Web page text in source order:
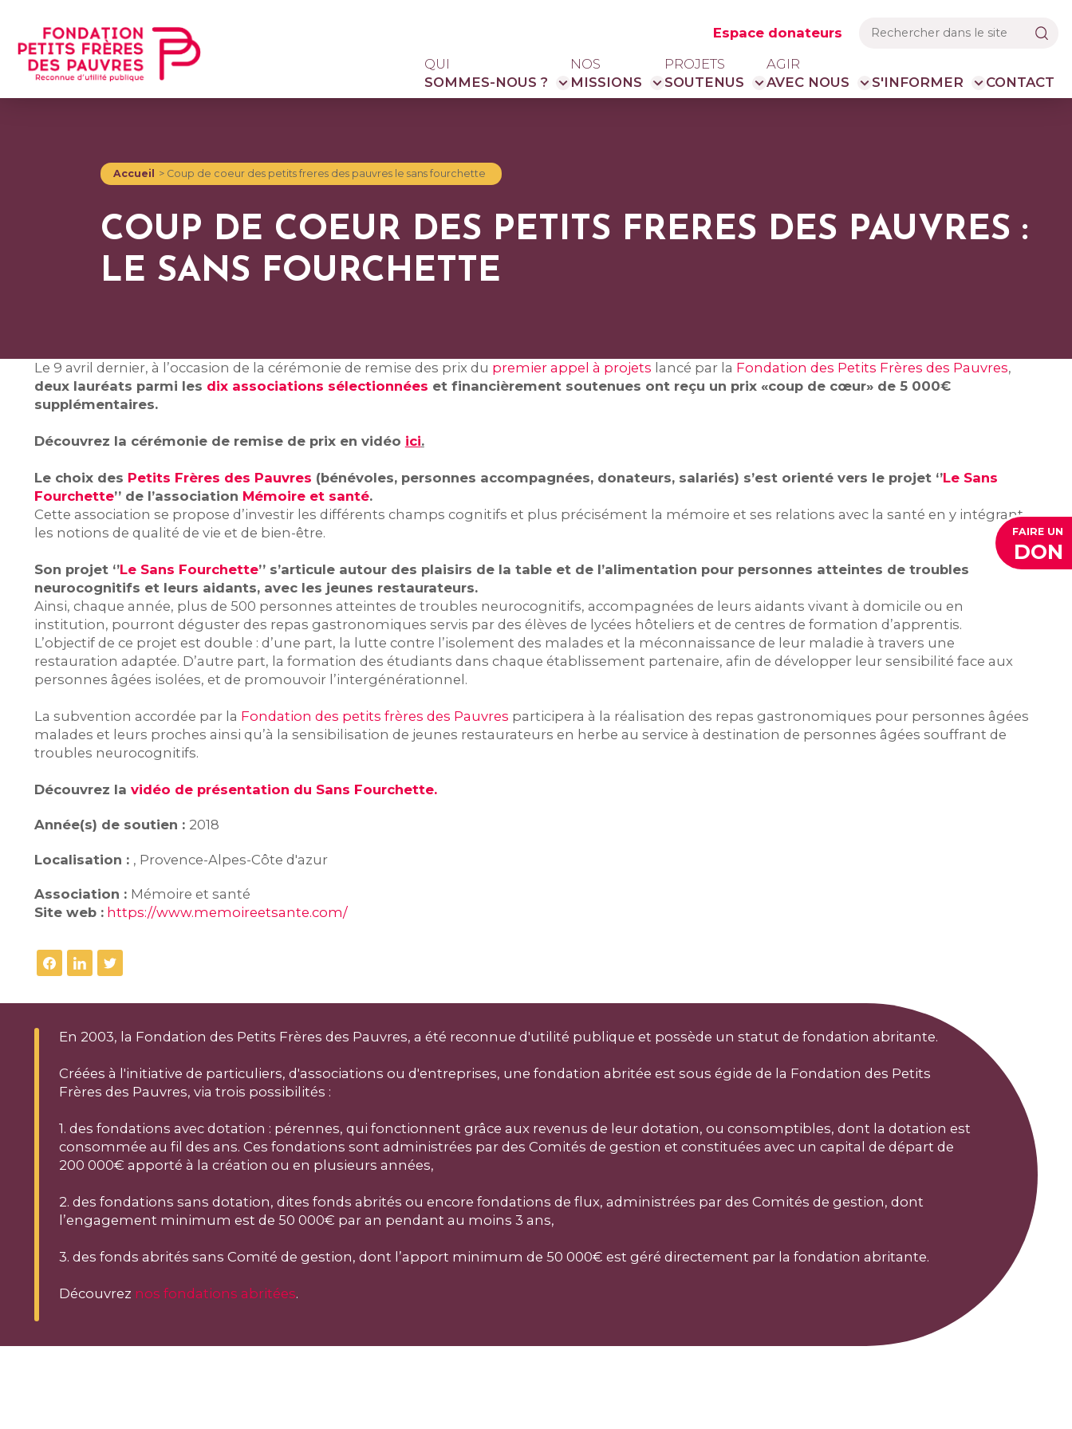
FAIRE UN
DON
Espace donateurs
QUI
SOMMES-NOUS ?
NOS
MISSIONS
PROJETS
SOUTENUS
AGIR
AVEC NOUS
S'INFORMER CONTACT
Accueil > Coup de coeur des petits freres des pauvres le sans fourchette
COUP DE COEUR DES PETITS FRERES DES PAUVRES :
LE SANS FOURCHETTE
Le 9 avril dernier, à l’occasion de la cérémonie de remise des prix du premier appel à projets lancé par la Fondation des Petits Frères des Pauvres,
deux lauréats parmi les dix associations sélectionnées et financièrement soutenues ont reçu un prix «coup de cœur» de 5 000€
supplémentaires.
Découvrez la cérémonie de remise de prix en vidéo ici.
Le choix des Petits Frères des Pauvres (bénévoles, personnes accompagnées, donateurs, salariés) s’est orienté vers le projet ‘’Le Sans
Fourchette’’ de l’association Mémoire et santé.
Cette association se propose d’investir les différents champs cognitifs et plus précisément la mémoire et ses relations avec la santé en y intégrant
les notions de qualité de vie et de bien-être.
Son projet ‘’Le Sans Fourchette’’ s’articule autour des plaisirs de la table et de l’alimentation pour personnes atteintes de troubles
neurocognitifs et leurs aidants, avec les jeunes restaurateurs.
Ainsi, chaque année, plus de 500 personnes atteintes de troubles neurocognitifs, accompagnées de leurs aidants vivant à domicile ou en
institution, pourront déguster des repas gastronomiques servis par des élèves de lycées hôteliers et de centres de formation d’apprentis.
L’objectif de ce projet est double : d’une part, la lutte contre l’isolement des malades et la méconnaissance de leur maladie à travers une
restauration adaptée. D’autre part, la formation des étudiants dans chaque établissement partenaire, afin de développer leur sensibilité face aux
personnes âgées isolées, et de promouvoir l’intergénérationnel.
La subvention accordée par la Fondation des petits frères des Pauvres participera à la réalisation des repas gastronomiques pour personnes âgées
malades et leurs proches ainsi qu’à la sensibilisation de jeunes restaurateurs en herbe au service à destination de personnes âgées souffrant de
troubles neurocognitifs.
Découvrez la vidéo de présentation du Sans Fourchette.
Année(s) de soutien : 2018
Localisation : , Provence-Alpes-Côte d'azur
Association : Mémoire et santé
Site web : https://www.memoireetsante.com/
En 2003, la Fondation des Petits Frères des Pauvres, a été reconnue d'utilité publique et possède un statut de fondation abritante.
Créées à l'initiative de particuliers, d'associations ou d'entreprises, une fondation abritée est sous égide de la Fondation des Petits
Frères des Pauvres, via trois possibilités :
1. des fondations avec dotation : pérennes, qui fonctionnent grâce aux revenus de leur dotation, ou consomptibles, dont la dotation est
consommée au fil des ans. Ces fondations sont administrées par des Comités de gestion et constituées avec un capital de départ de
200 000€ apporté à la création ou en plusieurs années,
2. des fondations sans dotation, dites fonds abrités ou encore fondations de flux, administrées par des Comités de gestion, dont
l’engagement minimum est de 50 000€ par an pendant au moins 3 ans,
3. des fonds abrités sans Comité de gestion, dont l’apport minimum de 50 000€ est géré directement par la fondation abritante.
Découvrez nos fondations abritées.